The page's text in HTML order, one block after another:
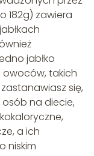
182g) zawiera
jabłko
owoców, takich
się,
na diecie,
a ich
niskim